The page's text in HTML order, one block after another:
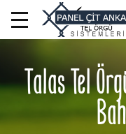
Talas Tel